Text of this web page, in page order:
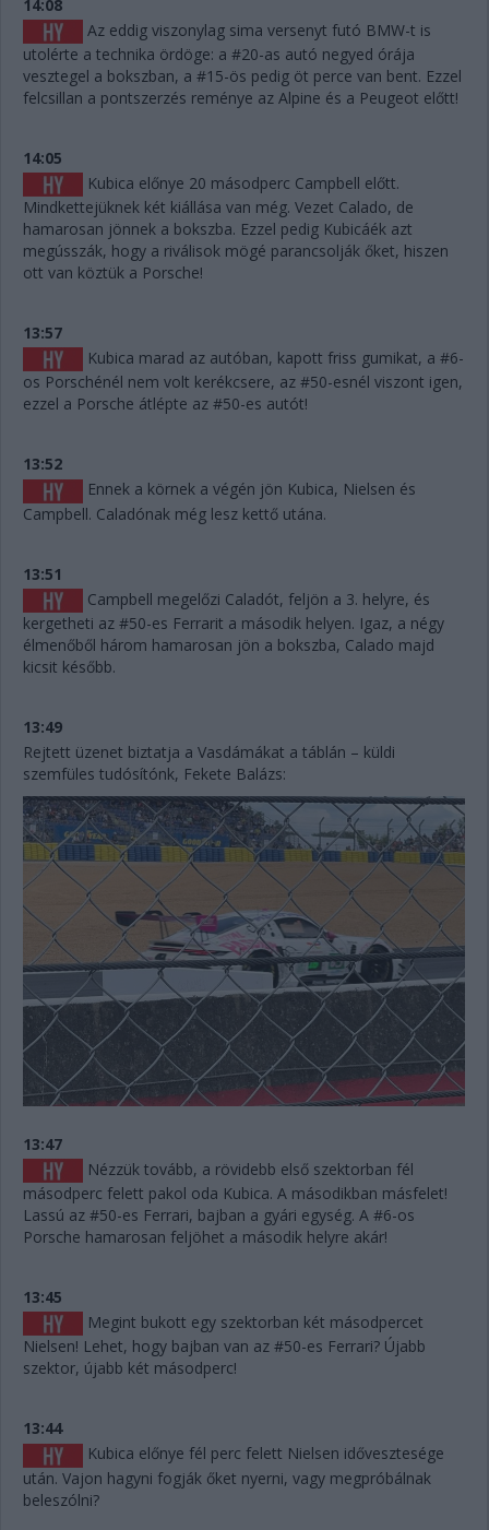
14:08
Az eddig viszonylag sima versenyt futó BMW-t is
utolérte a technika ördöge: a #20-as autó negyed órája
vesztegel a bokszban, a #15-ös pedig öt perce van bent. Ezzel
felcsillan a pontszerzés reménye az Alpine és a Peugeot előtt!
14:05
Kubica előnye 20 másodperc Campbell előtt.
Mindkettejüknek két kiállása van még. Vezet Calado, de
hamarosan jönnek a bokszba. Ezzel pedig Kubicáék azt
megússzák, hogy a riválisok mögé parancsolják őket, hiszen
ott van köztük a Porsche!
13:57
Kubica marad az autóban, kapott friss gumikat, a #6-
os Porschénél nem volt kerékcsere, az #50-esnél viszont igen,
ezzel a Porsche átlépte az #50-es autót!
13:52
Ennek a körnek a végén jön Kubica, Nielsen és
Campbell. Caladónak még lesz kettő utána.
13:51
Campbell megelőzi Caladót, feljön a 3. helyre, és
kergetheti az #50-es Ferrarit a második helyen. Igaz, a négy
élmenőből három hamarosan jön a bokszba, Calado majd
kicsit később.
13:49
Rejtett üzenet biztatja a Vasdámákat a táblán – küldi
szemfüles tudósítónk, Fekete Balázs:
13:47
Nézzük tovább, a rövidebb első szektorban fél
másodperc felett pakol oda Kubica. A másodikban másfelet!
Lassú az #50-es Ferrari, bajban a gyári egység. A #6-os
Porsche hamarosan feljöhet a második helyre akár!
13:45
Megint bukott egy szektorban két másodpercet
Nielsen! Lehet, hogy bajban van az #50-es Ferrari? Újabb
szektor, újabb két másodperc!
13:44
Kubica előnye fél perc felett Nielsen idővesztesége
után. Vajon hagyni fogják őket nyerni, vagy megpróbálnak
beleszólni?